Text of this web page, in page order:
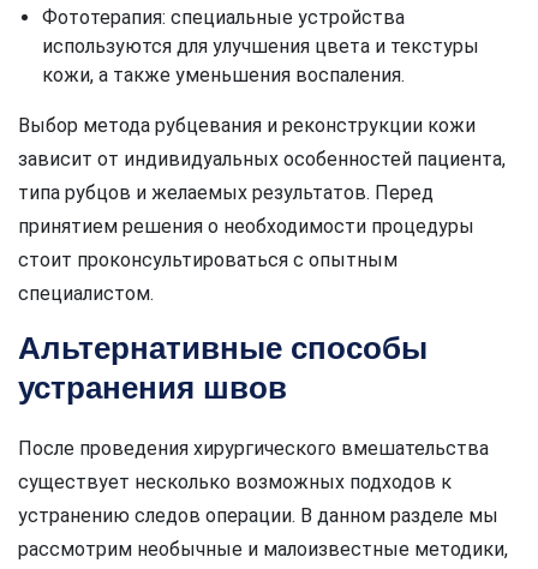
Фототерапия: специальные устройства
используются для улучшения цвета и текстуры
кожи, а также уменьшения воспаления.
Выбор метода рубцевания и реконструкции кожи
зависит от индивидуальных особенностей пациента,
типа рубцов и желаемых результатов. Перед
принятием решения о необходимости процедуры
стоит проконсультироваться с опытным
специалистом.
Альтернативные способы
устранения швов
После проведения хирургического вмешательства
существует несколько возможных подходов к
устранению следов операции. В данном разделе мы
рассмотрим необычные и малоизвестные методики,